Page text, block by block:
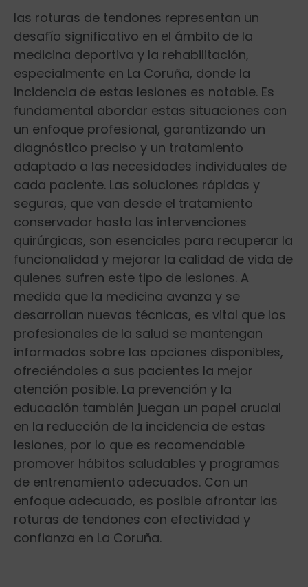
las‍ roturas de tendones representan un​
desafío significativo en el ámbito de la
medicina deportiva y la rehabilitación,
especialmente ‍en La Coruña, donde la
incidencia de estas lesiones es notable. Es
fundamental abordar estas situaciones con
un⁢ enfoque profesional, garantizando un
diagnóstico preciso y un⁣ tratamiento
‌adaptado a las ⁤necesidades individuales de
cada paciente. Las soluciones rápidas y
seguras,⁢ que van desde el tratamiento
conservador hasta las ⁣intervenciones
quirúrgicas, son esenciales⁢ para recuperar la
funcionalidad y mejorar la calidad de vida de
quienes sufren este‍ tipo de lesiones. A
medida que la medicina avanza y se
desarrollan nuevas técnicas, es vital que ⁢los
profesionales de la salud se mantengan
informados sobre las opciones disponibles,
ofreciéndoles a sus pacientes la mejor
atención posible. La prevención y la
educación también juegan un papel crucial
en la reducción de la incidencia de estas
lesiones, por lo que es recomendable
promover hábitos saludables y programas
de entrenamiento adecuados. Con⁣ un
enfoque adecuado, es posible afrontar las ​
roturas de ‌tendones con efectividad y⁣
confianza en La Coruña.